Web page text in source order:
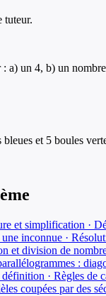
tuteur.
un 4, b) un
et 5 boules
et simplification ·
inconnue ·
et division de
:
· Règles de
coupées par des